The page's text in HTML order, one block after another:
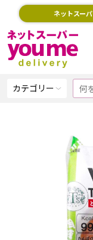
ネットスー
カテゴリー